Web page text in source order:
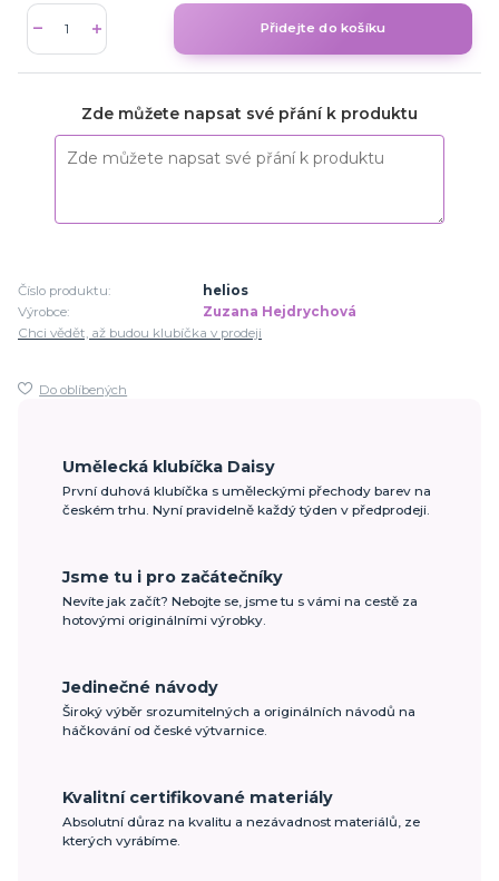
Přidejte do košíku
Zde můžete napsat své přání k produktu
Číslo produktu:
helios
Výrobce:
Zuzana Hejdrychová
Chci vědět, až budou klubíčka v prodeji
Do oblíbených
Umělecká klubíčka Daisy
První duhová klubíčka s uměleckými přechody barev na
českém trhu. Nyní pravidelně každý týden v předprodeji.
Jsme tu i pro začátečníky
Nevíte jak začít? Nebojte se, jsme tu s vámi na cestě za
hotovými originálními výrobky.
Jedinečné návody
Široký výběr srozumitelných a originálních návodů na
háčkování od české výtvarnice.
Kvalitní certifikované materiály
Absolutní důraz na kvalitu a nezávadnost materiálů, ze
kterých vyrábíme.